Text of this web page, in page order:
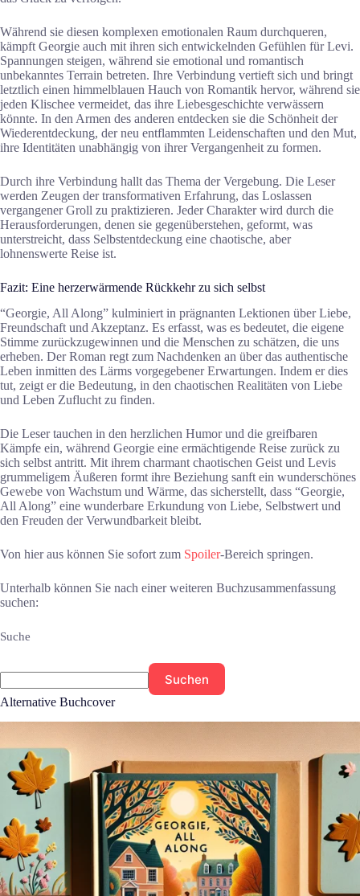
Während sie diesen komplexen emotionalen Raum durchqueren,
kämpft Georgie auch mit ihren sich entwickelnden Gefühlen für Levi.
Spannungen steigen, während sie emotional und romantisch
unbekanntes Terrain betreten. Ihre Verbindung vertieft sich und bringt
letztlich einen himmelblauen Hauch von Romantik hervor, während sie
jeden Klischee vermeidet, das ihre Liebesgeschichte verwässern
könnte. In den Armen des anderen entdecken sie die Schönheit der
Wiederentdeckung, der neu entflammten Leidenschaften und den Mut,
ihre Identitäten unabhängig von ihrer Vergangenheit zu formen.
Durch ihre Verbindung hallt das Thema der Vergebung. Die Leser
werden Zeugen der transformativen Erfahrung, das Loslassen
vergangener Groll zu praktizieren. Jeder Charakter wird durch die
Herausforderungen, denen sie gegenüberstehen, geformt, was
unterstreicht, dass Selbstentdeckung eine chaotische, aber
lohnenswerte Reise ist.
Fazit: Eine herzerwärmende Rückkehr zu sich selbst
“Georgie, All Along” kulminiert in prägnanten Lektionen über Liebe,
Freundschaft und Akzeptanz. Es erfasst, was es bedeutet, die eigene
Stimme zurückzugewinnen und die Menschen zu schätzen, die uns
erheben. Der Roman regt zum Nachdenken an über das authentische
Leben inmitten des Lärms vorgegebener Erwartungen. Indem er dies
tut, zeigt er die Bedeutung, in den chaotischen Realitäten von Liebe
und Leben Zuflucht zu finden.
Die Leser tauchen in den herzlichen Humor und die greifbaren
Kämpfe ein, während Georgie eine ermächtigende Reise zurück zu
sich selbst antritt. Mit ihrem charmant chaotischen Geist und Levis
grummeligem Äußeren formt ihre Beziehung sanft ein wunderschönes
Gewebe von Wachstum und Wärme, das sicherstellt, dass “Georgie,
All Along” eine wunderbare Erkundung von Liebe, Selbstwert und
den Freuden der Verwundbarkeit bleibt.
Von hier aus können Sie sofort zum Spoiler-Bereich springen.
Unterhalb können Sie nach einer weiteren Buchzusammenfassung
suchen:
Suche
Suchen
Alternative Buchcover